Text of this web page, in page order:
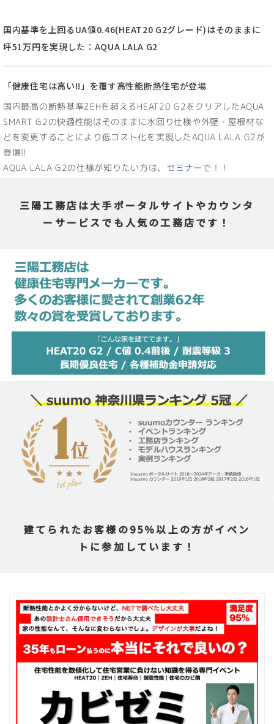
国内基準を上回るUA値0.46(HEAT20 G2グレード)はそのままに
坪51万円を実現した：AQUA LALA G2
「健康住宅は高い!!」を覆す高性能断熱住宅が登場
国内最高の断熱基準ZEHを超えるHEAT20 G2をクリアしたAQUA
SMART G2の快適性能はそのままに水回り仕様や外壁・屋根材な
どを変更することにより低コスト化を実現したAQUA LALA G2が
登場!!
AQUA LALA G2の仕様が知りたい方は、 セミナーで！！
三陽工務店は大手ポータルサイトやカウンタ
ーサービスでも人気の工務店です！
建てられたお客様の95％以上の方がイベン
トに参加しています！